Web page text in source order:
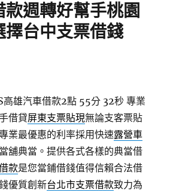
週轉好幫手桃園
擇台中支票借錢
高雄汽車借款2點 55分 32秒 專業
借貸屏東支票貼現無論支客票貼
業最優惠的利率採用快速露營車
舖典當。提供各式各樣的典當借
款是您當鋪借錢值得信賴合法借
優質創新台北市支票借款致力為